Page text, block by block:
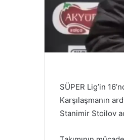
SÜPER Lig’in
Karşılaşmanın
Stanimir Stoilov